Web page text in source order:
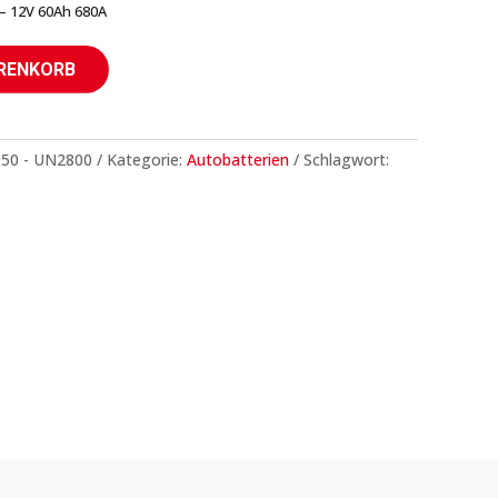
12V 60Ah 680A
- UN2800 Kategorie: Autobatterien
Schlagwort: